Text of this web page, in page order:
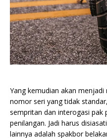
Yang kemudian akan
nomor seri yang tidak
sempritan dan interogasi pak
penilangan. Jadi harus
lainnya adalah spakbor